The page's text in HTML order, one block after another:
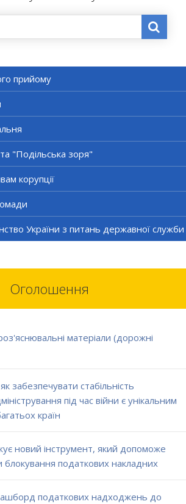
прийому
"Подільська зоря"
корупції
України з питань державної служби
Оголошення
матеріали (дорожні
забезпечувати стабільність
під час війни є унікальним
країн
новий інструмент, який допоможе
блокування податкових накладних
податкових надходжень до